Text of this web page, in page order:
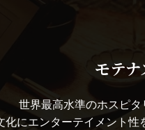
モテ
世界最高水準のホスピタ
化にエンターテイメント